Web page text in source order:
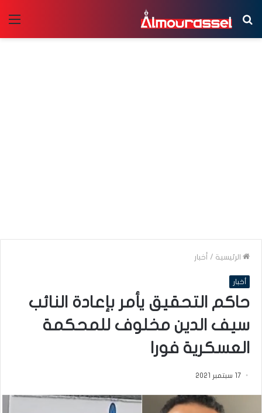
بحث
عن
الرئيسية / أخبار
أخبار
حاكم التحقيق يأمر بإعادة النائب
سيف الدين مخلوف للمحكمة
العسكرية فورا
17 سبتمبر 2021